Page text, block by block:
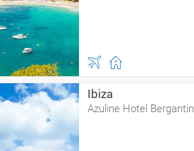
Ibiza
Azuline Hotel Bergantin